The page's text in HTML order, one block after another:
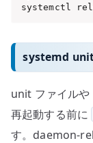
systemctl
systemd unit
unit ファイル
再起動する前に
す。daemon-